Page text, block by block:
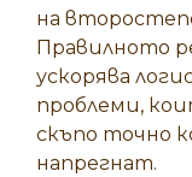
на
Правилното
ускорява
проблеми,
скъпо точно
напрегнат.